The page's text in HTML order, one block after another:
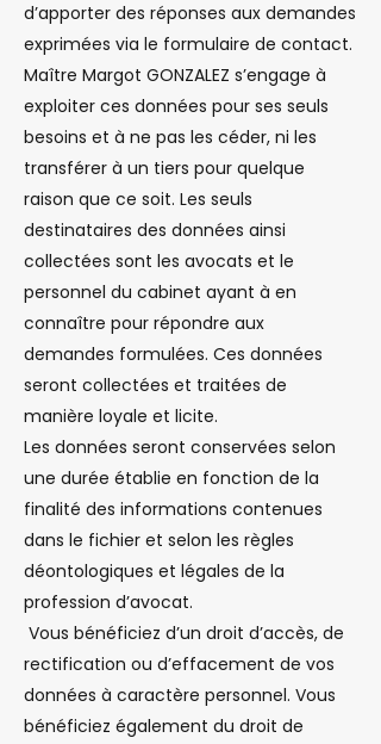
d’apporter des réponses aux demandes
exprimées via le formulaire de contact.
Maître Margot GONZALEZ s’engage à
exploiter ces données pour ses seuls
besoins et à ne pas les céder, ni les
transférer à un tiers pour quelque
raison que ce soit. Les seuls
destinataires des données ainsi
collectées sont les avocats et le
personnel du cabinet ayant à en
connaître pour répondre aux
demandes formulées. Ces données
seront collectées et traitées de
manière loyale et licite.
Les données seront conservées selon
une durée établie en fonction de la
finalité des informations contenues
dans le fichier et selon les règles
déontologiques et légales de la
profession d’avocat.
Vous bénéficiez d’un droit d’accès, de
rectification ou d’effacement de vos
données à caractère personnel. Vous
bénéficiez également du droit de